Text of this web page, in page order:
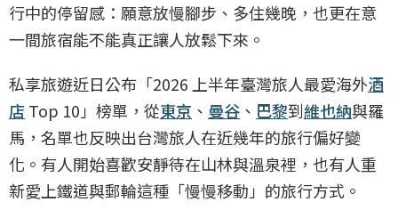
行中的停留感：願意放慢腳步、多住幾晚，也更在意
一間旅宿能不能真正讓人放鬆下來。
私享旅遊近日公布「2026 上半年臺灣旅人最愛海外酒
店Top 10」榜單，從東京 、 曼谷 、 巴黎到維也納與羅
馬，名單也反映出台灣旅人在近幾年的旅行偏好變
化。有人開始喜歡安靜待在山林與溫泉裡，也有人重
新愛上鐵道與郵輪這種「慢慢移動」的旅行方式。